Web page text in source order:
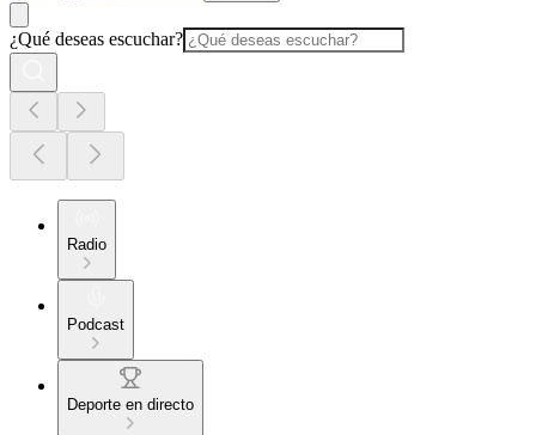
¿Qué deseas escuchar?
Radio
Podcast
Deporte en directo